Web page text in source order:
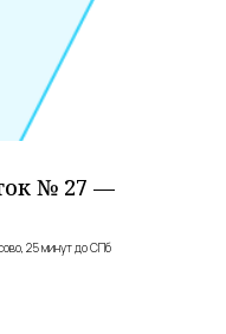
№ 27 —
25 минут до СПб